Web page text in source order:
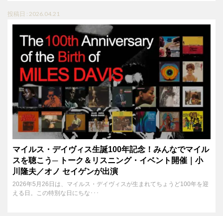
投稿日 : 2026.04.21
マイルス・デイヴィス生誕100年記念！みんなでマイル
スを聴こう─ トーク＆リスニング・イベント開催｜小
川隆夫／オノ セイゲンが出演
2026年5月26日は、マイルス・デイヴィスが生まれてちょうど100年を迎
える日。この特別な日にちな･･･